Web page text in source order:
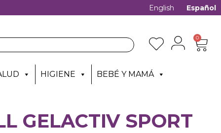
English Español
0
HIGIENE BEBÉ Y MAMÁ
GELACTIV SPORT